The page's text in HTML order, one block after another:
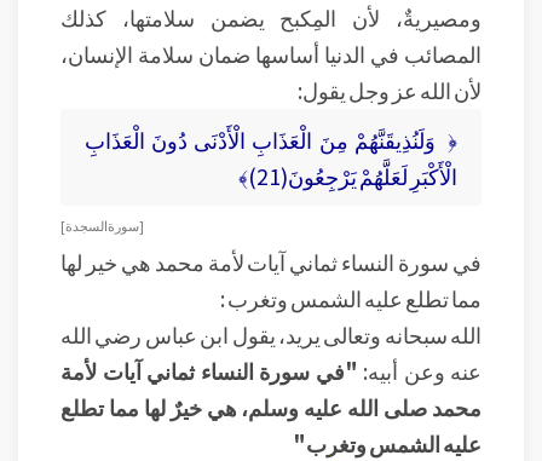
ومصيريةٌ، لأن المِكبح يضمن سلامتها، كذلك
المصائب في الدنيا أساسها ضمان سلامة الإنسان،
لأن الله عز وجل يقول:
﴿ وَلَنُذِيقَنَّهُمْ مِنَ الْعَذَابِ الْأَدْنَى دُونَ الْعَذَابِ
الْأَكْبَرِ لَعَلَّهُمْ يَرْجِعُونَ(21)﴾
[ سورة السجدة ]
في سورة النساء ثماني آيات لأمة محمد هي خير لها
مما تطلع عليه الشمس وتغرب :
الله سبحانه وتعالى يريد، يقول ابن عباس رضي الله
عنه وعن أبيه: "في سورة النساء ثماني آيات لأمة
محمد صلى الله عليه وسلم، هي خيرٌ لها مما تطلع
عليه الشمس وتغرب"